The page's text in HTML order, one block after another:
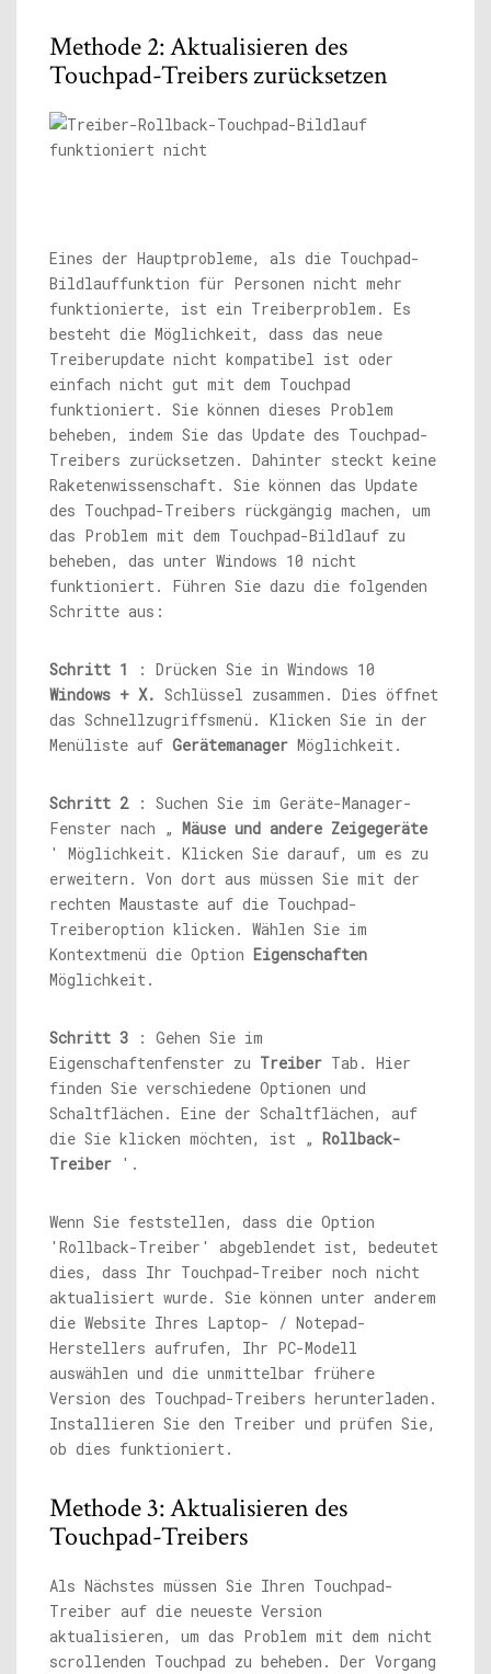
Methode 2: Aktualisieren des
Touchpad-Treibers zurücksetzen
Eines der Hauptprobleme, als die Touchpad-
Bildlauffunktion für Personen nicht mehr
funktionierte, ist ein Treiberproblem. Es
besteht die Möglichkeit, dass das neue
Treiberupdate nicht kompatibel ist oder
einfach nicht gut mit dem Touchpad
funktioniert. Sie können dieses Problem
beheben, indem Sie das Update des Touchpad-
Treibers zurücksetzen. Dahinter steckt keine
Raketenwissenschaft. Sie können das Update
des Touchpad-Treibers rückgängig machen, um
das Problem mit dem Touchpad-Bildlauf zu
beheben, das unter Windows 10 nicht
funktioniert. Führen Sie dazu die folgenden
Schritte aus:
Schritt 1
: Drücken Sie in Windows 10
Windows + X. Schlüssel zusammen. Dies öffnet
das Schnellzugriffsmenü. Klicken Sie in der
Menüliste auf Gerätemanager Möglichkeit.
Schritt 2: Suchen Sie im Geräte-Manager-
Fenster nach „ Mäuse und andere Zeigegeräte
' Möglichkeit. Klicken Sie darauf, um es zu
erweitern. Von dort aus müssen Sie mit der
rechten Maustaste auf die Touchpad-
Treiberoption klicken. Wählen Sie im
Kontextmenü die Option Eigenschaften
Möglichkeit.
Schritt 3 : Gehen Sie im
Eigenschaftenfenster zu Treiber Tab. Hier
finden Sie verschiedene Optionen und
Schaltflächen. Eine der Schaltflächen, auf
die Sie klicken möchten, ist „ Rollback-
Treiber '.
Wenn Sie feststellen, dass die Option
'Rollback-Treiber' abgeblendet ist, bedeutet
dies, dass Ihr Touchpad-Treiber noch nicht
aktualisiert wurde. Sie können unter anderem
die Website Ihres Laptop- / Notepad-
Herstellers aufrufen, Ihr PC-Modell
auswählen und die unmittelbar frühere
Version des Touchpad-Treibers herunterladen.
Installieren Sie den Treiber und prüfen Sie,
ob dies funktioniert.
Methode 3: Aktualisieren des
Touchpad-Treibers
Als Nächstes müssen Sie Ihren Touchpad-
Treiber auf die neueste Version
aktualisieren, um das Problem mit dem nicht
scrollenden Touchpad zu beheben. Der Vorgang